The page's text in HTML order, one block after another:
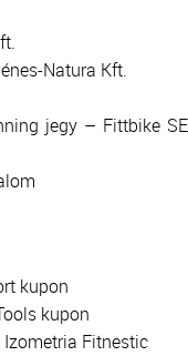
Natura Kft.
jegy – Fittbike SE
kupon
kupon
Fitnestic